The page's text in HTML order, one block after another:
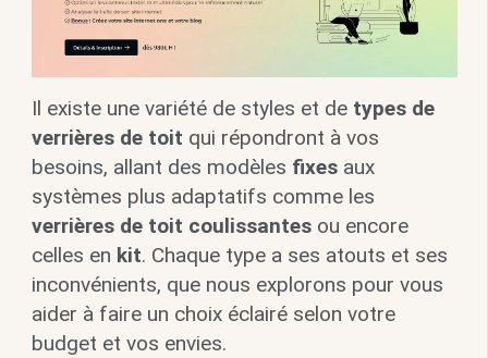
Il existe une variété de styles et de types de
verrières de toit qui répondront à vos
besoins, allant des modèles fixesaux
systèmes plus adaptatifs comme les
verrières de toit coulissantesou encore
celles en kit. Chaque type a ses atouts et ses
inconvénients, que nous explorons pour vous
aider à faire un choix éclairé selon votre
budget et vos envies.